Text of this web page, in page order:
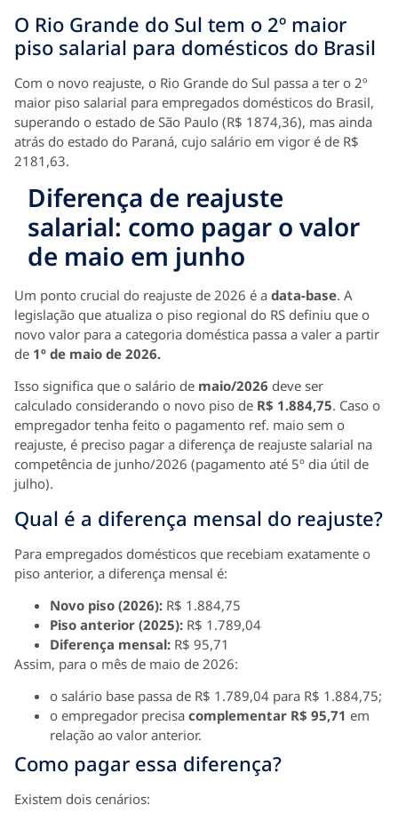
O Rio Grande do Sul tem o 2º maior
piso salarial para domésticos do Brasil
Com o novo reajuste, o Rio Grande do Sul passa a ter o 2º
maior piso salarial para empregados domésticos do Brasil,
superando o estado de São Paulo (R$ 1874,36), mas ainda
atrás do estado do Paraná, cujo salário em vigor é de R$
2181,63.
Diferença de reajuste
salarial: como pagar o valor
de maio em junho
Um ponto crucial do reajuste de 2026 é a data-base. A
legislação que atualiza o piso regional do RS definiu que o
novo valor para a categoria doméstica passa a valer a partir
de 1º de maio de 2026.
Isso significa que o salário de maio/2026 deve ser
calculado considerando o novo piso de R$ 1.884,75. Caso o
empregador tenha feito o pagamento ref. maio sem o
reajuste, é preciso pagar a diferença de reajuste salarial na
competência de junho/2026 (pagamento até 5º dia útil de
julho).
Qual é a diferença mensal do reajuste?
Para empregados domésticos que recebiam exatamente o
piso anterior, a diferença mensal é:
Novo piso (2026): R$ 1.884,75
Piso anterior (2025): R$ 1.789,04
Diferença mensal: R$ 95,71
Assim, para o mês de maio de 2026:
o salário base passa de R$ 1.789,04 para R$ 1.884,75;
o empregador precisa complementar R$ 95,71 em
relação ao valor anterior.
Como pagar essa diferença?
Existem dois cenários: